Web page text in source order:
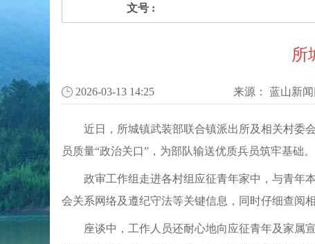
文号 :
所
2026-03-13 14:25 来源： 蓝山新闻
近日，所城镇武装部联合镇派出所及相关村委
员质量“政治关口”，为部队输送优质兵员筑牢基础。
政审工作组走进各村组应征青年家中，与青年
会关系网络及遵纪守法等关键信息，同时仔细查阅
座谈中，工作人员还耐心地向应征青年及家属